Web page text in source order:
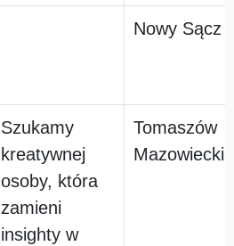
Nowy Sącz
Szukamy
kreatywnej
osoby, która
zamieni
insighty w
Tomaszów
Mazowiecki